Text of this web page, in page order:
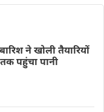
ने खोली तैयारियों
पहुंचा पानी